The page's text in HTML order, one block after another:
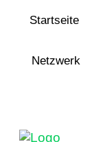
Startseite
Netzwerk